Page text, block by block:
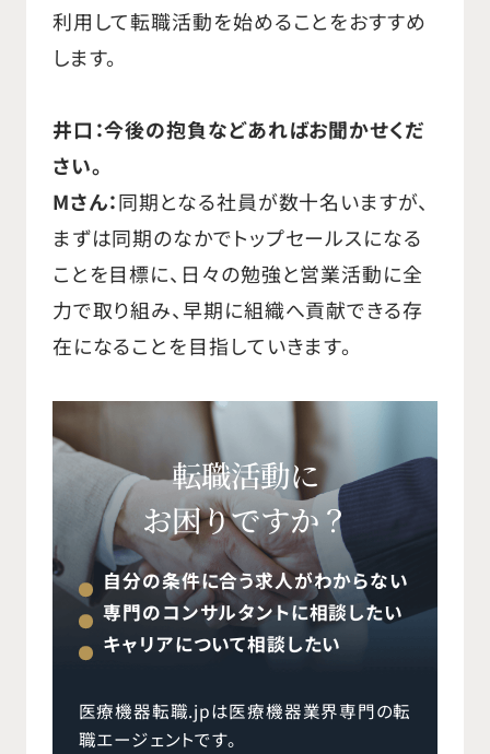
利用して転職活動を始めることをおすすめ
します。
井口：今後の抱負などあればお聞かせくだ
さい。
Mさん：同期となる社員が数十名いますが、
まずは同期のなかでトップセールスになる
ことを目標に、日々の勉強と営業活動に全
力で取り組み、早期に組織へ貢献できる存
在になることを目指していきます。
転職活動に
お困りですか？
自分の条件に合う求人がわからない
専門のコンサルタントに相談したい
キャリアについて相談したい
医療機器転職.jpは医療機器業界専門の転
職エージェントです。